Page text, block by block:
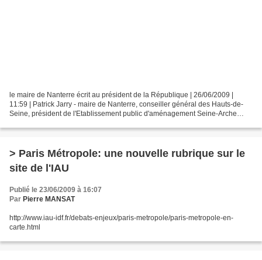
le maire de Nanterre écrit au président de la République | 26/06/2009 |
11:59 | Patrick Jarry - maire de Nanterre, conseiller général des Hauts-de-
Seine, président de l'Etablissement public d'aménagement Seine-Arche
> Paris Métropole: une nouvelle rubrique sur le
site de l'IAU
Publié le 23/06/2009 à 16:07
Par Pierre MANSAT
http://www.iau-idf.fr/debats-enjeux/paris-metropole/paris-metropole-en-
carte.html